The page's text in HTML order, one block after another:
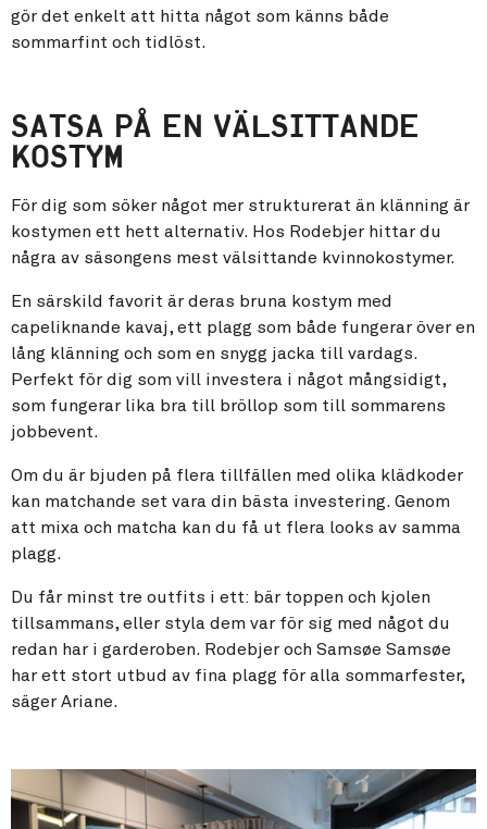
gör det enkelt att hitta något som känns både
sommarfint och tidlöst.
SATSA PÅ EN VÄLSITTANDE
KOSTYM
För dig som söker något mer strukturerat än klänning är
kostymen ett hett alternativ. Hos Rodebjer hittar du
några av säsongens mest välsittande kvinnokostymer.
En särskild favorit är deras bruna kostym med
capeliknande kavaj, ett plagg som både fungerar över en
lång klänning och som en snygg jacka till vardags.
Perfekt för dig som vill investera i något mångsidigt,
som fungerar lika bra till bröllop som till sommarens
jobbevent.
Om du är bjuden på flera tillfällen med olika klädkoder
kan matchande set vara din bästa investering. Genom
att mixa och matcha kan du få ut flera looks av samma
plagg.
Du får minst tre outfits i ett: bär toppen och kjolen
tillsammans, eller styla dem var för sig med något du
redan har i garderoben. Rodebjer och Samsøe Samsøe
har ett stort utbud av fina plagg för alla sommarfester,
säger Ariane.